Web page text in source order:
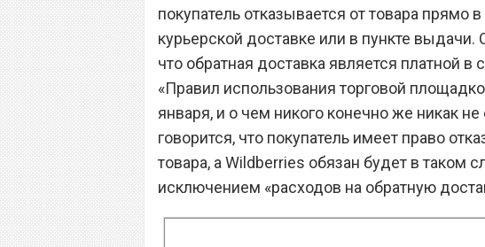
покупатель отказывается от товара прямо
курьерской доставке или в пункте
что обратная доставка является платной в
«Правил использования торговой
января, и о чем никого конечно же никак
говорится, что покупатель имеет право
товара, а Wildberries обязан будет в таком
исключением «расходов на обратную